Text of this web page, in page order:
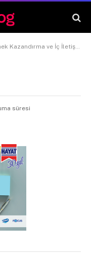
ve İç İletişim Müdürü: İrep Kebelioğlu
süresi